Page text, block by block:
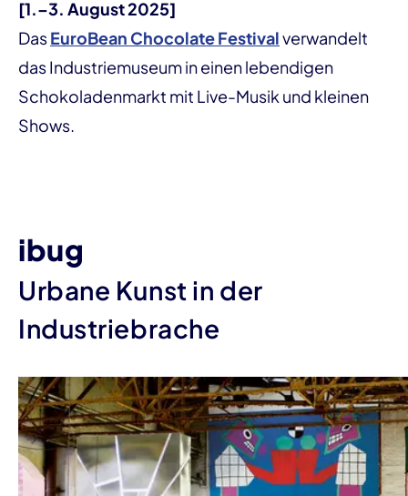
[1.–3. August 2025]
DasEuroBean Chocolate Festivalverwandelt
das Industriemuseum in einen lebendigen
Schokoladenmarkt mit Live-Musik und kleinen
Shows.
ibug
Urbane Kunst in der
Industriebrache